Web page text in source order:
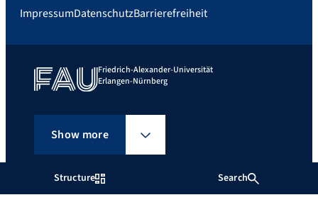
Structure Search
ImpressumDatenschutzBarrierefreiheit
Friedrich-Alexander-Universität
Erlangen-Nürnberg
Show more